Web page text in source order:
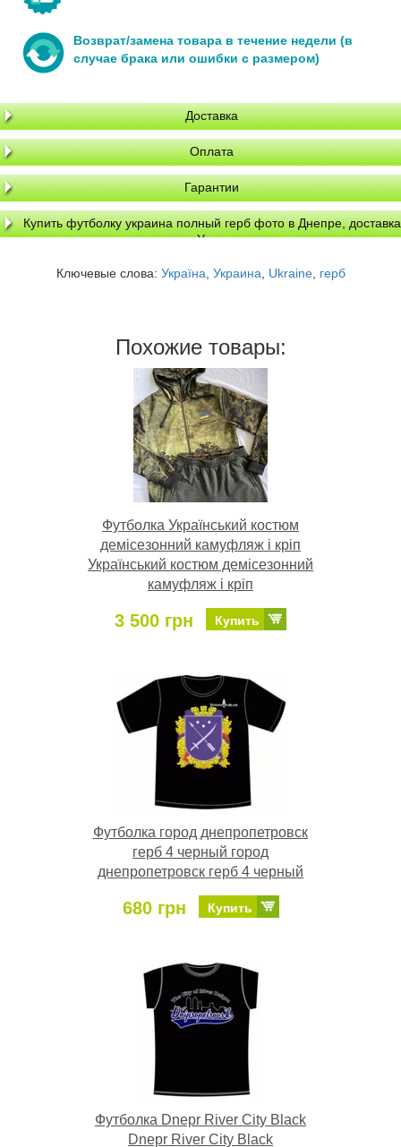
Возврат/замена товара в течение недели (в
случае брака или ошибки с размером)
Доставка
Оплата
Гарантии
Купить футболку украина полный герб фото в Днепре, доставка
по Украине
Ключевые слова: Україна, Украина, Ukraine, герб
Похожие товары:
Футболка Український костюм
демісезонний камуфляж і кріп
Український костюм демісезонний
камуфляж і кріп
3 500 грн Купить
Футболка город днепропетровск
герб 4 черный город
днепропетровск герб 4 черный
680 грн Купить
Футболка Dnepr River City Black
Dnepr River City Black